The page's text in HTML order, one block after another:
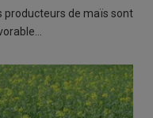
producteurs de maïs sont